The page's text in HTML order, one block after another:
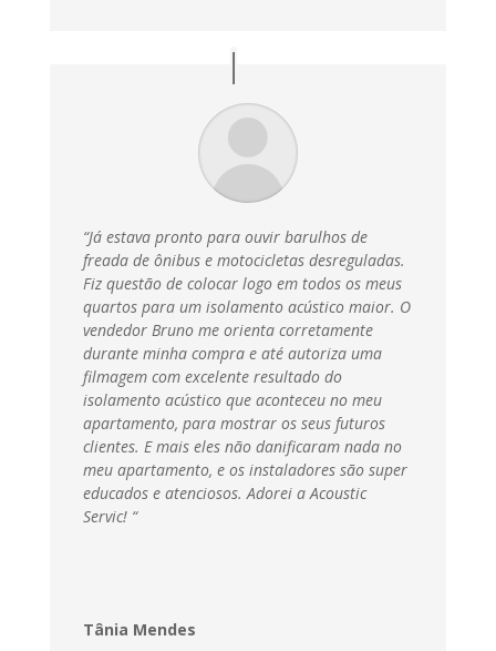
“Já estava pronto para ouvir barulhos de
freada de ônibus e motocicletas desreguladas.
Fiz questão de colocar logo em todos os meus
quartos para um isolamento acústico maior. O
vendedor Bruno me orienta corretamente
durante minha compra e até autoriza uma
filmagem com excelente resultado do
isolamento acústico que aconteceu no meu
apartamento, para mostrar os seus futuros
clientes. E mais eles não danificaram nada no
meu apartamento, e os instaladores são super
educados e atenciosos. Adorei a Acoustic
Servic! “
Tânia Mendes